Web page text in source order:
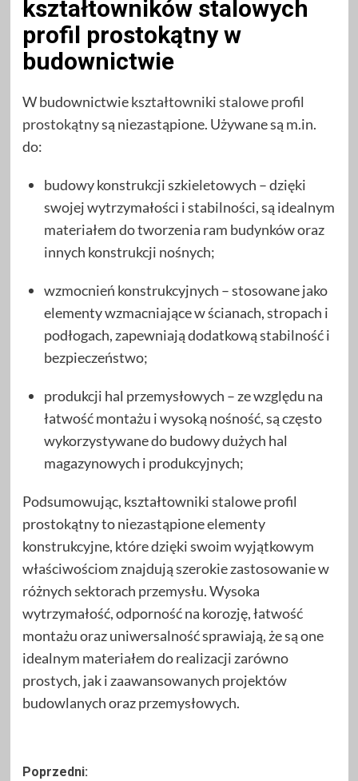
kształtowników stalowych
profil prostokątny w
budownictwie
W budownictwiekształtowniki stalowe profil
prostokątnysą niezastąpione. Używane są m.in.
do:
budowy konstrukcji szkieletowych – dzięki
swojej wytrzymałości i stabilności, są idealnym
materiałem do tworzenia ram budynków oraz
innych konstrukcji nośnych;
wzmocnień konstrukcyjnych – stosowane jako
elementy wzmacniające w ścianach, stropach i
podłogach, zapewniają dodatkową stabilność i
bezpieczeństwo;
produkcji hal przemysłowych – ze względu na
łatwość montażu i wysoką nośność, są często
wykorzystywane do budowy dużych hal
magazynowych i produkcyjnych;
Podsumowując, kształtowniki stalowe profil
prostokątny to niezastąpione elementy
konstrukcyjne, które dzięki swoim wyjątkowym
właściwościom znajdują szerokie zastosowanie w
różnych sektorach przemysłu. Wysoka
wytrzymałość, odporność na korozję, łatwość
montażu oraz uniwersalność sprawiają, że są one
idealnym materiałem do realizacji zarówno
prostych, jak i zaawansowanych projektów
budowlanych oraz przemysłowych.
Zobacz
Poprzedni: